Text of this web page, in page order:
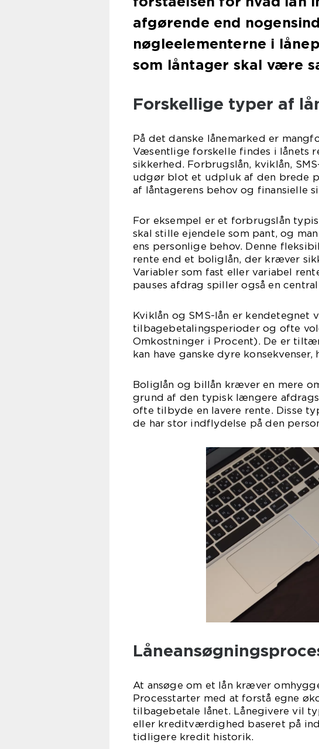
afgørende end
nøgleelementerne i
som låntager skal være
Forskellige typer af
På det danske lånemarked er
Væsentlige forskelle findes i lånets
sikkerhed. Forbrugslån, kviklån,
udgør blot et udpluk af den brede
af låntagerens behov og finansielle
For eksempel er et forbrugslån
skal stille ejendele som pant, og
ens personlige behov. Denne
rente end et boliglån, der kræver
Variabler som fast eller variabel
pauses afdrag spiller også en
Kviklån og SMS-lån er kendetegnet
tilbagebetalingsperioder og ofte
Omkostninger i Procent). De er
kan have ganske dyre
Boliglån og billån kræver en mere
grund af den typisk længere
ofte tilbyde en lavere rente. Disse
de har stor indflydelse på den
At ansøge om et lån kræver
Processtarter med at forstå egne
tilbagebetale lånet. Lånegivere vil
eller kreditværdighed baseret på
tidligere kredit historik.